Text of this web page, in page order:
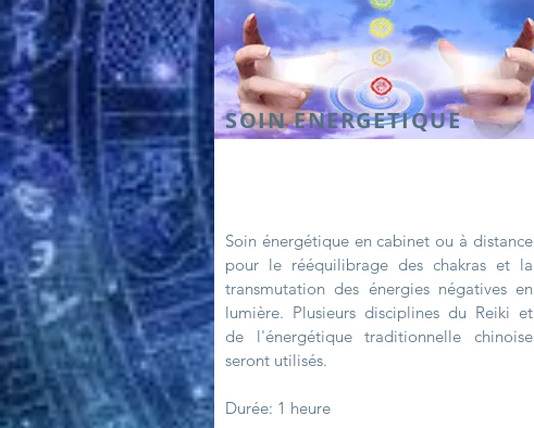
SOIN ENERGETIQUE
Soin énergétique en cabinet ou à distance
pour le rééquilibrage des chakras et la
transmutation des énergies négatives en
lumière. Plusieurs disciplines du Reiki et
de l'énergétique traditionnelle chinoise
seront utilisés.
Durée: 1 heure